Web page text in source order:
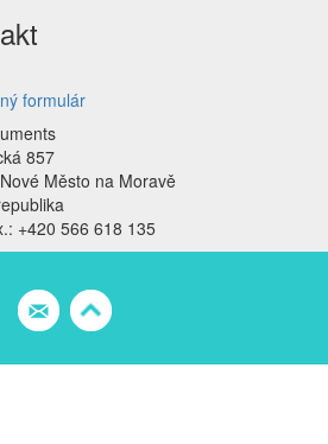
formulár
857
Město na Moravě
+420 566 618 135